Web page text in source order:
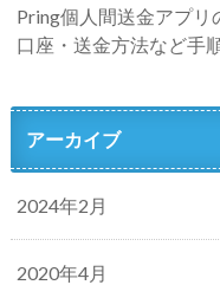
Pring個人間送金アプ
口座・送金方法など手
アーカイブ
2024年2月
2020年4月